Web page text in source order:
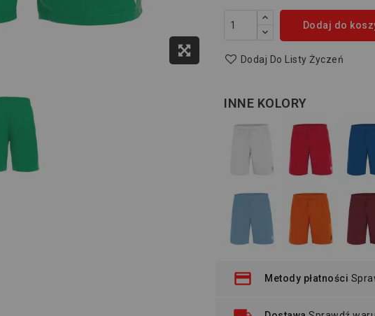
Dodaj do
Dodaj Do Listy Życzeń
INNE KOLORY
Metody płatności